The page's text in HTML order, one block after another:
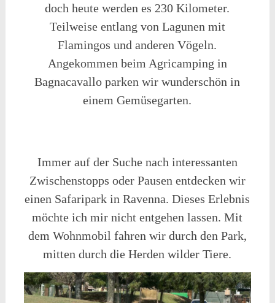
doch heute werden es 230 Kilometer.
Teilweise entlang von Lagunen mit
Flamingos und anderen Vögeln.
Angekommen beim Agricamping in
Bagnacavallo parken wir wunderschön in
einem Gemüsegarten.
Immer auf der Suche nach interessanten
Zwischenstopps oder Pausen entdecken wir
einen Safaripark in Ravenna. Dieses Erlebnis
möchte ich mir nicht entgehen lassen. Mit
dem Wohnmobil fahren wir durch den Park,
mitten durch die Herden wilder Tiere.